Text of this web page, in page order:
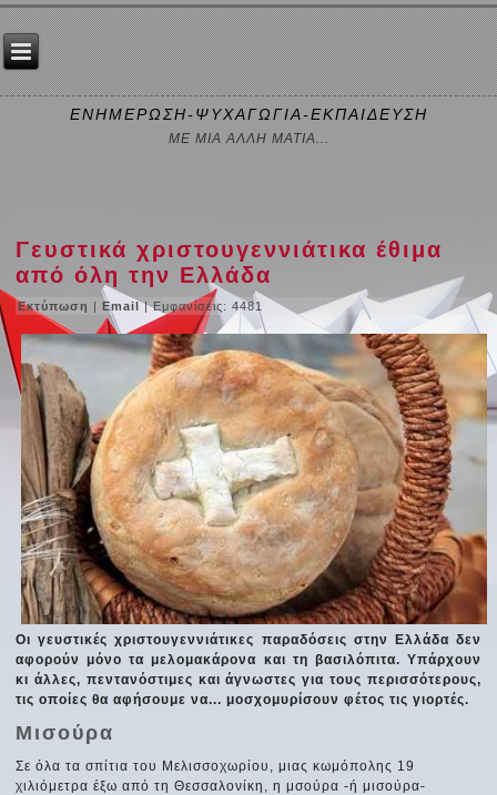
ΕΝΗΜΕΡΩΣΗ-ΨΥΧΑΓΩΓΙΑ-ΕΚΠΑΙΔΕΥΣΗ
ΜΕ ΜΙΑ ΑΛΛΗ ΜΑΤΙΑ...
Γευστικά χριστουγεννιάτικα έθιμα
από όλη την Ελλάδα
Εκτύπωση |Email| Εμφανίσεις: 4481
Οι γευστικές χριστουγεννιάτικες παραδόσεις στην Ελλάδα δεν
αφορούν μόνο τα μελομακάρονα και τη βασιλόπιτα. Υπάρχουν
κι άλλες, πεντανόστιμες και άγνωστες για τους περισσότερους,
τις οποίες θα αφήσουμε να... μοσχομυρίσουν φέτος τις γιορτές.
Μισούρα
Σε όλα τα σπίτια του Μελισσοχωρίου, μιας κωμόπολης 19
χιλιόμετρα έξω από τη Θεσσαλονίκη, η μσούρα -ή μισούρα-